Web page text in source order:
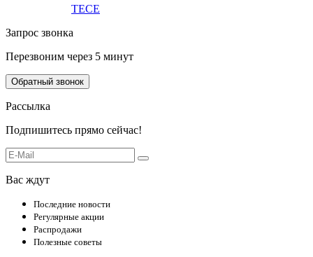
TECE
Запрос звонка
Перезвоним через 5 минут
Обратный звонок
Рассылка
Подпишитесь прямо сейчас!
Вас ждут
Последние новости
Регулярные акции
Распродажи
Полезные советы